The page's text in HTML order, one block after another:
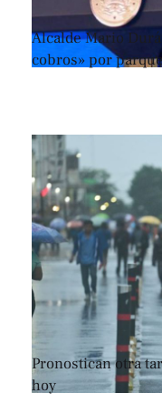
Alcalde Mario
cobros» por
Pronostican otra
hoy